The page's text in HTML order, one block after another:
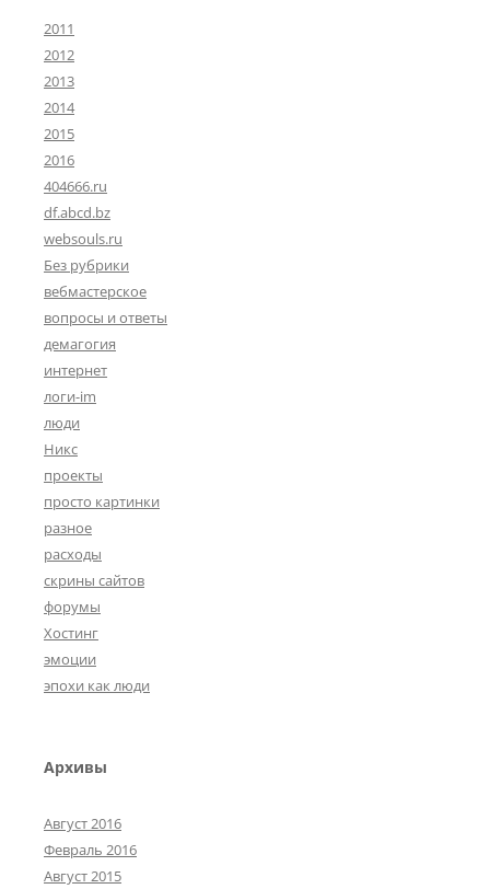
2011
2012
2013
2014
2015
2016
404666.ru
df.abcd.bz
websouls.ru
Без рубрики
вебмастерское
вопросы и ответы
демагогия
интернет
логи-im
люди
Никс
проекты
просто картинки
разное
расходы
скрины сайтов
форумы
Хостинг
эмоции
эпохи как люди
Архивы
Август 2016
Февраль 2016
Август 2015